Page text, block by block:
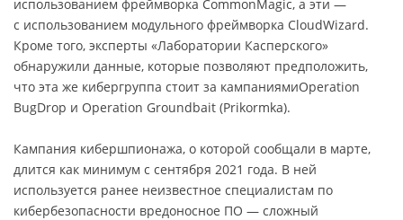
использованием фреймворка CommonMagic, а эти —
с использованием модульного фреймворка CloudWizard.
Кроме того, эксперты «Лаборатории Касперского»
обнаружили данные, которые позволяют предположить,
что эта же кибергруппа стоит за кампаниямиOperation
BugDrop и Operation Groundbait (Prikormka).
Кампания кибершпионажа, о которой сообщали в марте,
длится как минимум с сентября 2021 года. В ней
используется ранее неизвестное специалистам по
кибербезопасности вредоносное ПО — сложный